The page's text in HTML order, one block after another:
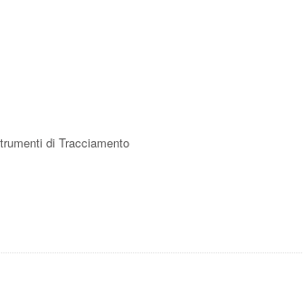
di Tracciamento